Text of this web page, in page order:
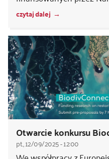
czytaj dalej
Otwarcie konkursu
pt., 12/09/2025 - 12:00